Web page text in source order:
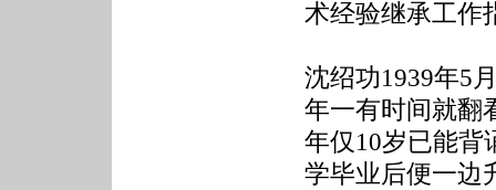
术经验继承工作
沈绍功1939年5
年一有时间就翻
年仅10岁已能背
学毕业后便一边